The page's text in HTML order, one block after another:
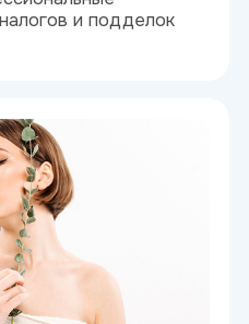
только то,
коррекции
и
хирургии и